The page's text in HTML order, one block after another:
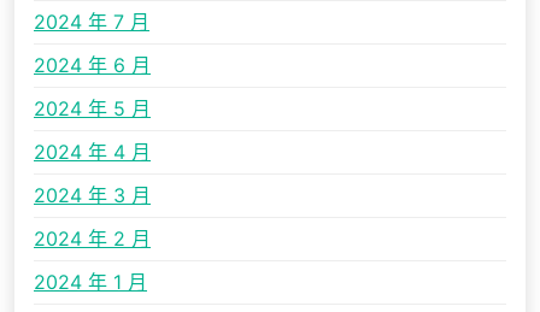
2024 年 7 月
2024 年 6 月
2024 年 5 月
2024 年 4 月
2024 年 3 月
2024 年 2 月
2024 年 1 月